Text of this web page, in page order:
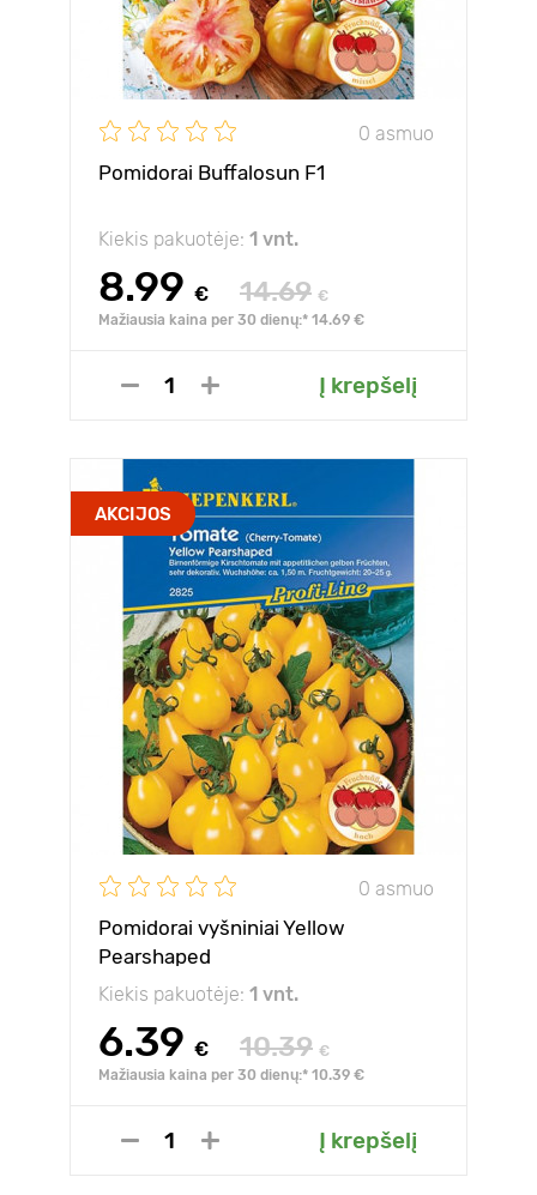
0 asmuo
Pomidorai Buffalosun F1
Kiekis pakuotėje: 1 vnt.
8.99 € 14.69 €
Mažiausia kaina per 30 dienų:* 14.69 €
Į krepšelį
AKCIJOS
0 asmuo
Pomidorai vyšniniai Yellow
Pearshaped
Kiekis pakuotėje: 1 vnt.
6.39 € 10.39 €
Mažiausia kaina per 30 dienų:* 10.39 €
Į krepšelį